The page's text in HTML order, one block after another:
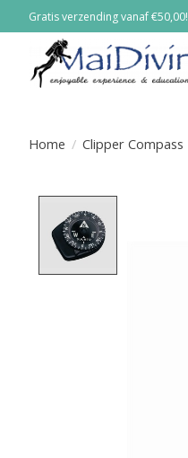
Gratis verzending vanaf €50,00!
Home / Clipper Compass